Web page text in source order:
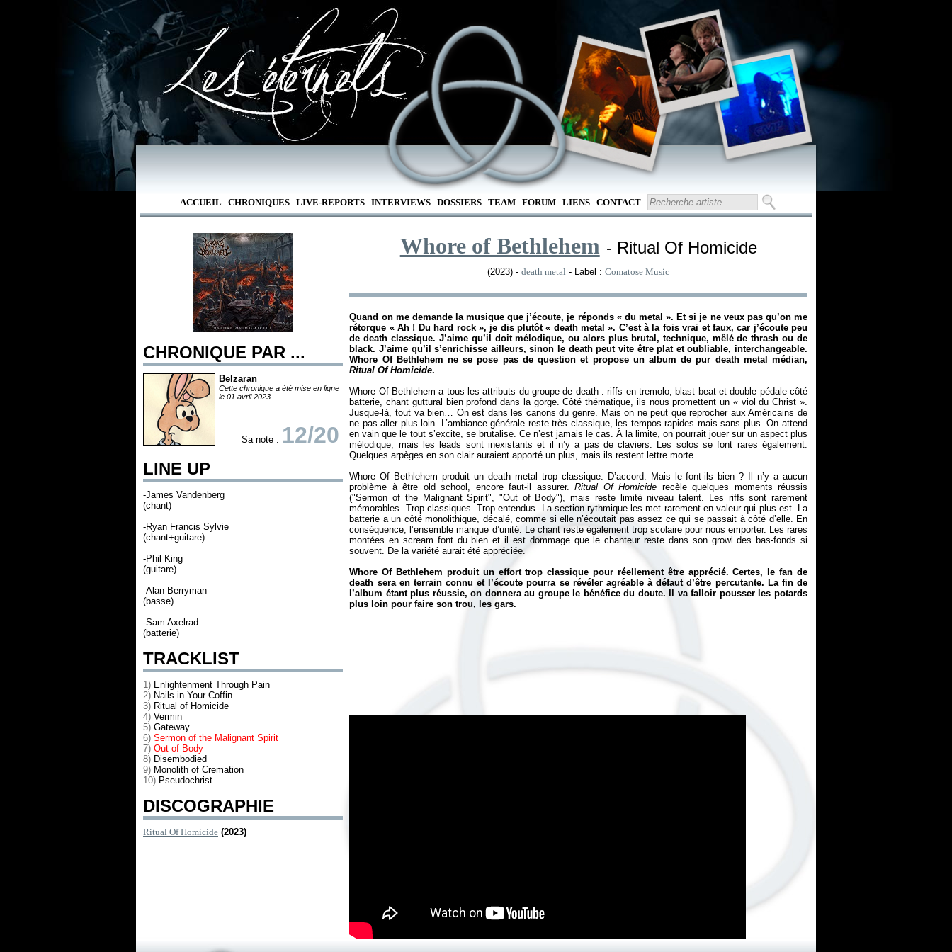
ACCUEIL CHRONIQUES LIVE-REPORTS INTERVIEWS DOSSIERS TEAM FORUM LIENS CONTACT
CHRONIQUE PAR ...
Belzaran
Cette chronique a été mise en ligne
le 01 avril 2023
Sa note : 12/20
LINE UP
-James Vandenberg
(chant)
-Ryan Francis Sylvie
(chant+guitare)
-Phil King
(guitare)
-Alan Berryman
(basse)
-Sam Axelrad
(batterie)
TRACKLIST
1) Enlightenment Through Pain
2) Nails in Your Coffin
3) Ritual of Homicide
4) Vermin
5) Gateway
6) Sermon of the Malignant Spirit
7) Out of Body
8) Disembodied
9) Monolith of Cremation
10) Pseudochrist
DISCOGRAPHIE
Ritual Of Homicide (2023)
Whore of Bethlehem - Ritual Of Homicide
(2023) -death metal - Label :Comatose Music
Quand on me demande la musique que j’écoute, je réponds « du metal». Et si je ne veux pas qu’on me
rétorque «Ah ! Du hard rock », je dis plutôt « death metal». C’est à la fois vrai et faux, car j’écoute peu
de death classique. J’aime qu’il doit mélodique, ou alors plus brutal, technique, mêlé de thrash ou de
black. J’aime qu’il s’enrichisse ailleurs, sinon le death peut vite être plat et oubliable, interchangeable.
Whore Of Bethlehem ne se pose pas de question et propose un album de pur death metal médian,
Ritual Of Homicide.
Whore Of Bethlehem a tous les attributs du groupe de death : riffs en tremolo, blast beat et double pédale côté
batterie, chant guttural bien profond dans la gorge. Côté thématique, ils nous promettent un « viol du Christ».
Jusque-là, tout va bien… On est dans les canons du genre. Mais on ne peut que reprocher aux Américains de
ne pas aller plus loin. L’ambiance générale reste très classique, les tempos rapides mais sans plus. On attend
en vain que le tout s’excite, se brutalise. Ce n’est jamais le cas. À la limite, on pourrait jouer sur un aspect plus
mélodique, mais les leads sont inexistants et il n’y a pas de claviers. Les solos se font rares également.
Quelques arpèges en son clair auraient apporté un plus, mais ils restent lettre morte.
Whore Of Bethlehem produit un death metal trop classique. D’accord. Mais le font-ils bien ? Il n’y a aucun
problème à être old school, encore faut-il assurer. Ritual Of Homicide recèle quelques moments réussis
("Sermon of the Malignant Spirit", "Out of Body"), mais reste limité niveau talent. Les riffs sont rarement
mémorables. Trop classiques. Trop entendus. La section rythmique les met rarement en valeur qui plus est. La
batterie a un côté monolithique, décalé, comme si elle n’écoutait pas assez ce qui se passait à côté d’elle. En
conséquence, l’ensemble manque d’unité. Le chant reste également trop scolaire pour nous emporter. Les rares
montées en scream font du bien et il est dommage que le chanteur reste dans son growl des bas-fonds si
souvent. De la variété aurait été appréciée.
Whore Of Bethlehem produit un effort trop classique pour réellement être apprécié. Certes, le fan de
death sera en terrain connu et l’écoute pourra se révéler agréable à défaut d’être percutante. La fin de
l’album étant plus réussie, on donnera au groupe le bénéfice du doute. Il va falloir pousser les potards
plus loin pour faire son trou, les gars.